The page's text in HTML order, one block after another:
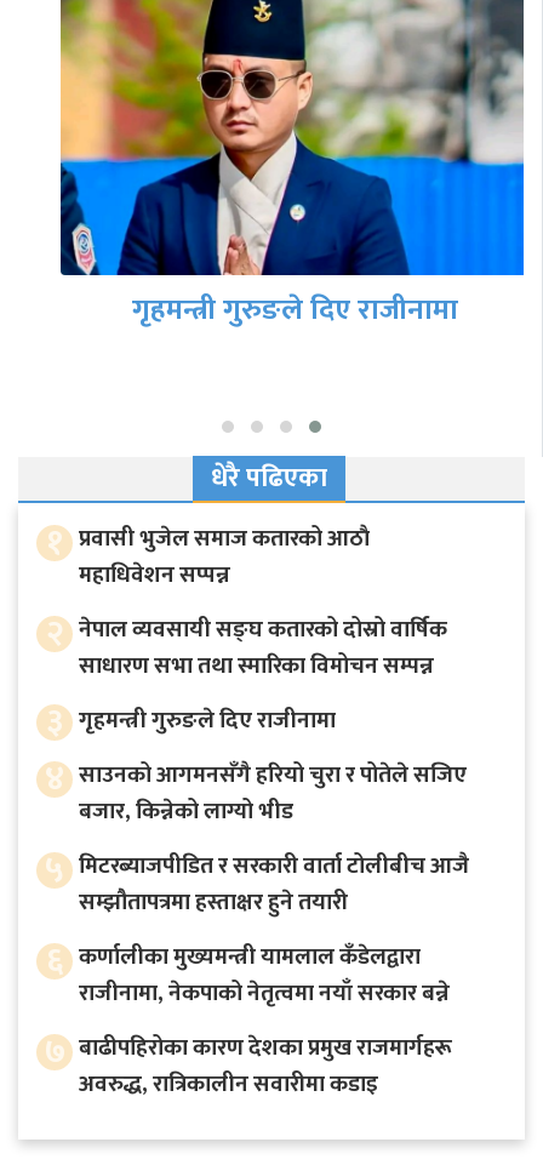
गृहमन्त्री गुरुङले दिए राजीनामा
धेरै पढिएका
१ प्रवासी भुजेल समाज कतारको आठाै
महाधिवेशन सप्पन्न
२ नेपाल व्यवसायी सङ्घ कतारको दोस्रो वार्षिक
साधारण सभा तथा स्मारिका विमोचन सम्पन्न
३ गृहमन्त्री गुरुङले दिए राजीनामा
४ साउनको आगमनसँगै हरियो चुरा र पोतेले सजिए
बजार, किन्नेको लाग्यो भीड
५ मिटरब्याजपीडित र सरकारी वार्ता टोलीबीच आजै
सम्झौतापत्रमा हस्ताक्षर हुने तयारी
६ कर्णालीका मुख्यमन्त्री यामलाल कँडेलद्वारा
राजीनामा, नेकपाको नेतृत्वमा नयाँ सरकार बन्ने
७ बाढीपहिरोका कारण देशका प्रमुख राजमार्गहरू
अवरुद्ध, रात्रिकालीन सवारीमा कडाइ